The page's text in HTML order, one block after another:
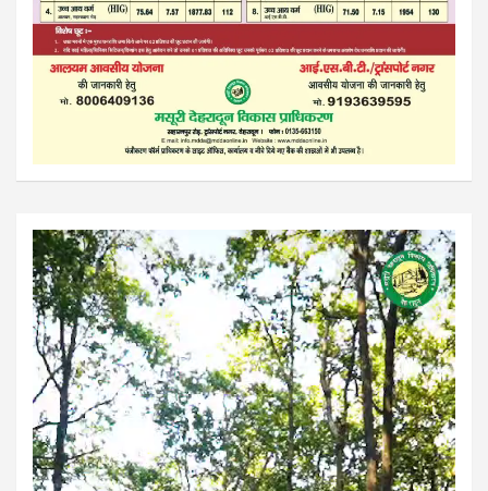
Video
Player